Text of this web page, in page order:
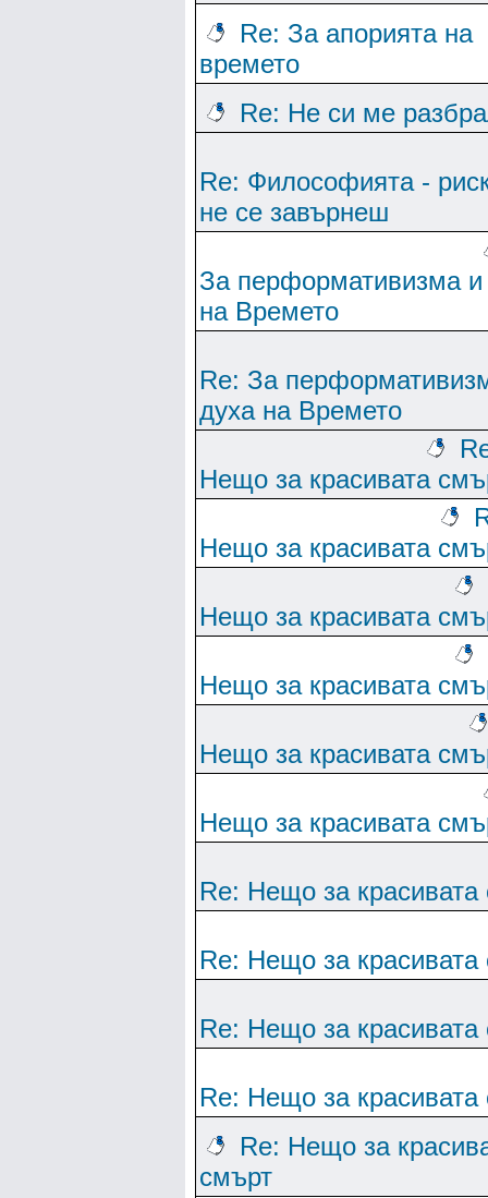
Re: За апорията на
времето
Re: Не си ме
Re: Философията -
не се завърнеш
За перформативизма и
на Времето
Re: За
духа на Времето
Нещо за красивата
Нещо за красивата
Нещо за красивата
Нещо за красивата
Нещо за красивата
Нещо за красивата
Re: Нещо за красивата
Re: Нещо за красивата
Re: Нещо за красивата
Re: Нещо за красивата
Re: Нещо за
смърт